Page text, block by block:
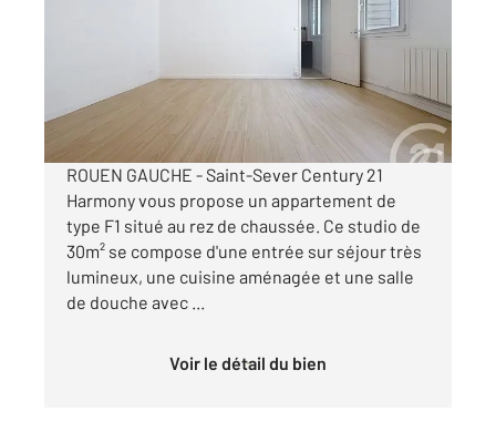
480 €
par mois charges comprises
ROUEN GAUCHE - Saint-Sever Century 21
Harmony vous propose un appartement de
type F1 situé au rez de chaussée. Ce studio de
30m² se compose d'une entrée sur séjour très
lumineux, une cuisine aménagée et une salle
de douche avec ...
Voir le détail du bien